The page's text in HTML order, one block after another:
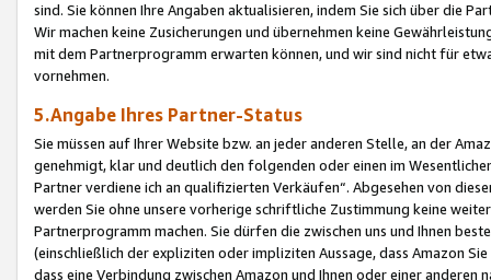
sind. Sie können Ihre Angaben aktualisieren, indem Sie sich über die
Wir machen keine Zusicherungen und übernehmen keine
mit dem Partnerprogramm erwarten können, und wir sind nicht für
vornehmen.
5.Angabe Ihres Partner-Status
Sie müssen auf Ihrer Website bzw. an jeder anderen Stelle, an der
genehmigt, klar und deutlich den folgenden oder einen im
Partner verdiene ich an qualifizierten Verkäufen“. Abgesehen von
werden Sie ohne unsere vorherige schriftliche Zustimmung keine
Partnerprogramm machen. Sie dürfen die zwischen uns und Ihnen
(einschließlich der expliziten oder impliziten Aussage, dass Amazon
dass eine Verbindung zwischen Amazon und Ihnen oder einer